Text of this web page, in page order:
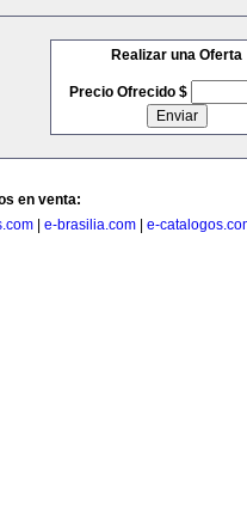
Realizar una Oferta
Precio Ofrecido $
en venta:
e-brasilia.com e-